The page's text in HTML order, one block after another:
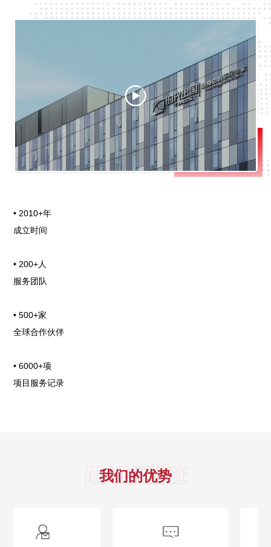
• 2010+年
成立时间
• 200+人
服务团队
• 500+家
全球合作伙伴
• 6000+项
项目服务记录
我们的优势
ADVANTAGE